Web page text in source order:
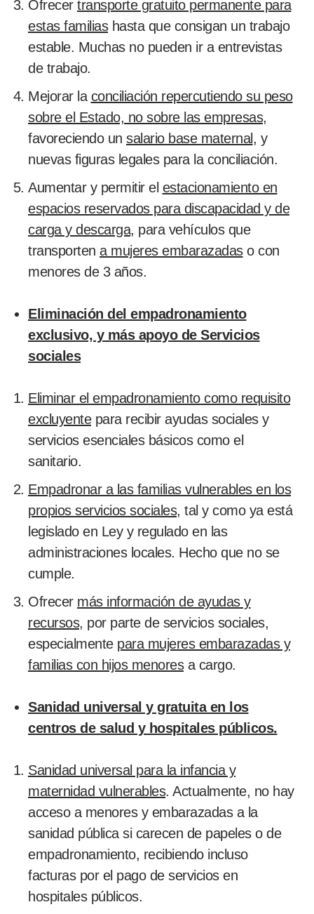
Ofrecer transporte gratuito permanente para
estas familiashasta que consigan un trabajo
estable. Muchas no pueden ir a entrevistas
de trabajo.
Mejorar la conciliación repercutiendo su peso
sobre el Estado, no sobre las empresas,
favoreciendo un salario base maternal, y
nuevas figuras legales para la conciliación.
Aumentar y permitir el estacionamiento en
espacios reservados para discapacidad y de
carga y descarga, para vehículos que
transporten a mujeres embarazadaso con
menores de 3 años.
Eliminación del empadronamiento
exclusivo, y más apoyo de Servicios
sociales
Eliminar el empadronamiento como requisito
excluyentepara recibir ayudas sociales y
servicios esenciales básicos como el
sanitario.
Empadronar a las familias vulnerables en los
propios servicios sociales, tal y como ya está
legislado en Ley y regulado en las
administraciones locales. Hecho que no se
cumple.
Ofrecer más información de ayudas y
recursos, por parte de servicios sociales,
especialmente para mujeres embarazadas y
familias con hijos menoresa cargo.
Sanidad universal y gratuita en los
centros de salud y hospitales públicos.
Sanidad universal para la infancia y
maternidad vulnerables. Actualmente, no hay
acceso a menores y embarazadas a la
sanidad pública si carecen de papeles o de
empadronamiento, recibiendo incluso
facturas por el pago de servicios en
hospitales públicos.